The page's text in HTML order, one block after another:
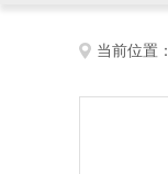
当前位置：